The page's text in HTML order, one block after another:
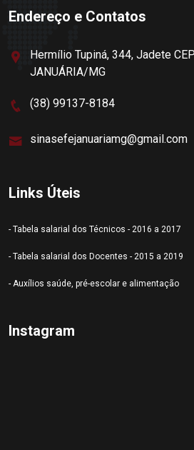
Endereço e Contatos
Hermílio Tupiná, 344, Jadete
JANUÁRIA/MG
(38) 99137-8184
sinasefejanuariamg@gmail.com
Links Úteis
- Tabela salarial dos Técnicos - 2016 a 2017
- Tabela salarial dos Docentes - 2015 a 2019
- Auxílios saúde, pré-escolar e alimentação
Instagram